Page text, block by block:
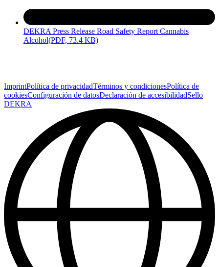
DEKRA Press Release Road Safety Report Cannabis
Alcohol(PDF, 73.4 KB)
ImprintPolítica de privacidadTérminos y condicionesPolítica de
cookiesConfiguración de datosDeclaración de accesibilidadSello
DEKRA